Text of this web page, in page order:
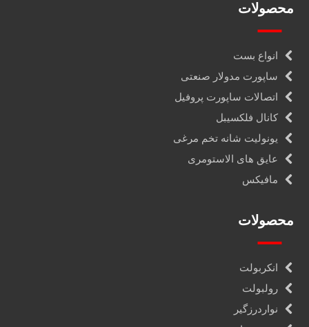
محصولات
انواع بست
ساپورت مدولار صنعتی
اتصالات ساپورت پروفیل
کانال فلکسیبل
یونولیت شانه تخم مرغی
عایق های الاستومری
مافیکس
محصولات
انکربولت
رولبولت
نواردرزگیر